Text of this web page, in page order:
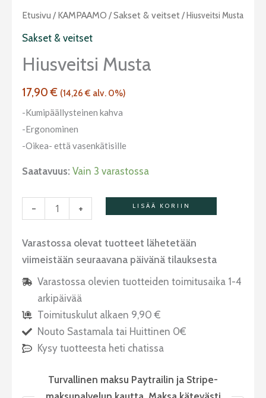
Etusivu / KAMPAAMO /Sakset & veitset/ Hiusveitsi Musta
Sakset & veitset
Hiusveitsi Musta
17,90€ (14,26€ alv. 0%)
-Kumipäällysteinen kahva
-Ergonominen
-Oikea- että vasenkätisille
Saatavuus: Vain 3 varastossa
-
Hiusveitsi
musta
+ LISÄÄ KORIIN
Varastossa olevat tuotteet lähetetään
viimeistään seuraavana päivänä tilauksesta
Varastossa olevien tuotteiden toimitusaika 1-4
arkipäivää
Toimituskulut alkaen 9,90 €
Nouto Sastamala tai Huittinen 0€
Kysy tuotteesta heti chatissa
Turvallinen maksu Paytrailin ja Stripe-